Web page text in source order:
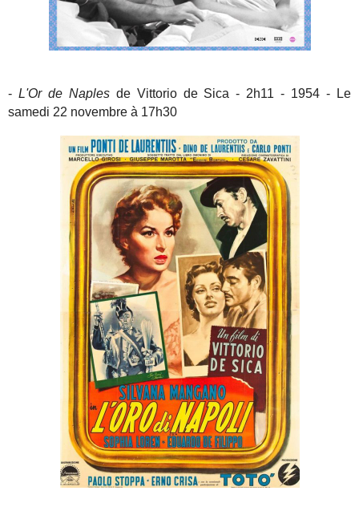
- L'Or de Naples de Vittorio de Sica - 2h11 - 1954 - Le
samedi 22 novembre à 17h30